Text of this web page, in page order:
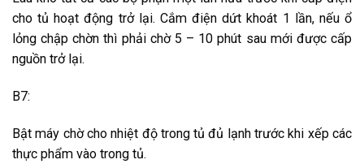
cho tủ hoạt động trở lại. Cắm điện dứt khoát 1 lần, nếu ổ
lỏng chập chờn thì phải chờ 5 – 10 phút sau mới được cấp
nguồn trở lại.
B7:
Bật máy chờ cho nhiệt độ trong tủ đủ lạnh trước khi xếp các
thực phẩm vào trong tủ.